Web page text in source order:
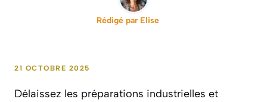
Rédigé par Elise
21 OCTOBRE 2025
Délaissez les préparations industrielles et